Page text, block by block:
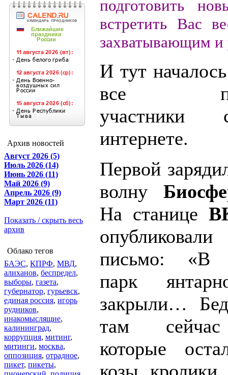
Архив новостей
Август 2026 (5)
Июль 2026 (14)
Июнь 2026 (11)
Май 2026 (9)
Апрель 2026 (9)
Март 2026 (11)
Показать / скрыть весь
архив
Облако тегов
БАЭС, КПРФ, МВД,
алиханов, беспредел,
выборы, газета,
губернатор, гурьевск,
единая россия, игорь
рудников,
инакомыслящие,
калининград,
коррупция, митинг,
митинги, москва,
оппозиция, отрадное,
пикет, пикеты,
подготовить
встретить Вас
захватывающим и
И тут
все
участники
интернете.
Первой
волну
На станице
письмо: «В
парк
закрыли…
там
которые